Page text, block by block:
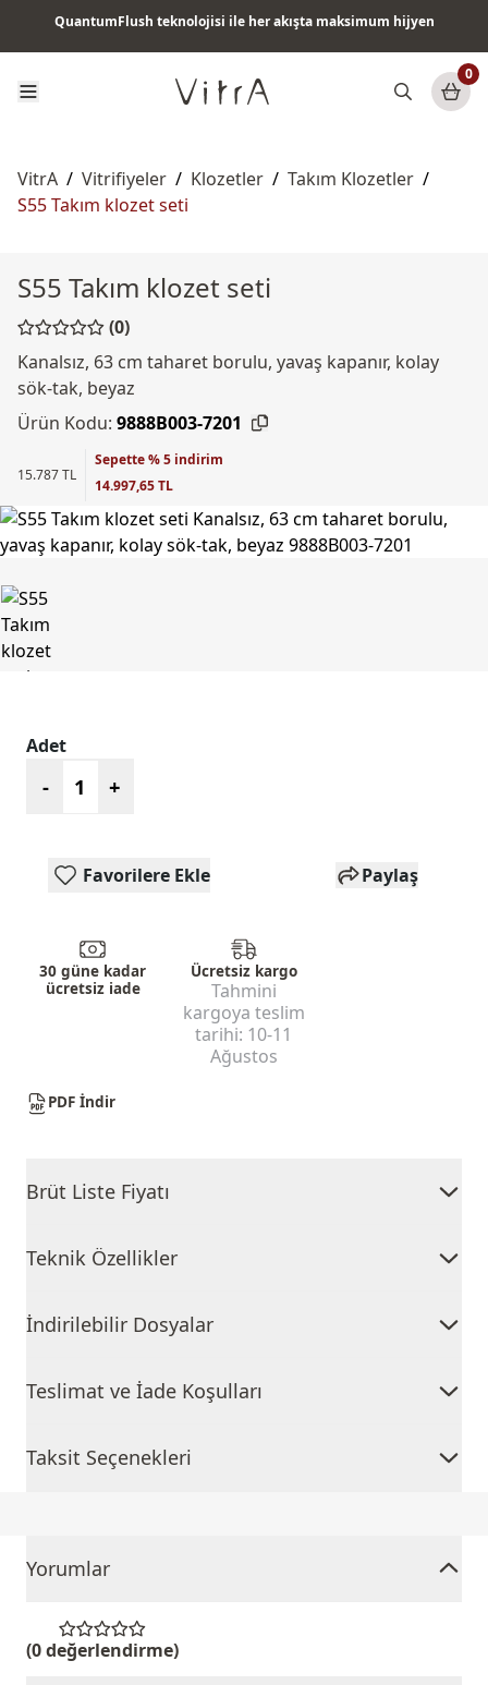
QuantumFlush teknolojisi ile her akışta maksimum hijyen
0
VitrA / Vitrifiyeler / Klozetler / Takım Klozetler /
S55 Takım klozet seti
S55 Takım klozet seti
(0)
Kanalsız, 63 cm taharet borulu, yavaş kapanır, kolay
sök-tak, beyaz
Ürün Kodu: 9888B003-7201
15.787 TL
Sepette % 5 indirim
14.997,65 TL
Adet
- +
Favorilere Ekle Paylaş
30 güne kadar
ücretsiz iade
Ücretsiz kargo
Tahmini
kargoya teslim
tarihi: 10-11
Ağustos
PDF İndir
Brüt Liste Fiyatı
Teknik Özellikler
İndirilebilir Dosyalar
Teslimat ve İade Koşulları
Taksit Seçenekleri
Yorumlar
(0 değerlendirme)